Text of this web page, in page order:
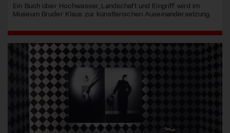
Ein Buch über Hochwasser, Landschaft und Eingriff wird im
Museum Bruder Klaus zur künstlerischen Auseinandersetzung.